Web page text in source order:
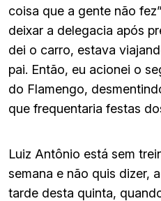
coisa que a gente não
deixar a delegacia após
dei o carro, estava
pai. Então, eu acionei o
do Flamengo,
que frequentaria festas
Luiz Antônio está sem
semana e não quis dizer,
tarde desta quinta,